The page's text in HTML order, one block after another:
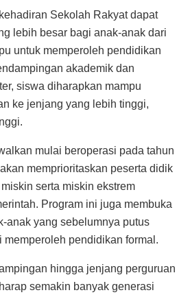
Sekolah Rakyat dapat
lebih besar bagi anak-anak dari
untuk memperoleh pendidikan
akademik dan
siswa diharapkan mampu
ke jenjang yang lebih tinggi,
mulai beroperasi pada tahun
memprioritaskan peserta didik
serta miskin ekstrem
Program ini juga membuka
anak yang sebelumnya putus
pendidikan formal.
hingga jenjang perguruan
semakin banyak generasi